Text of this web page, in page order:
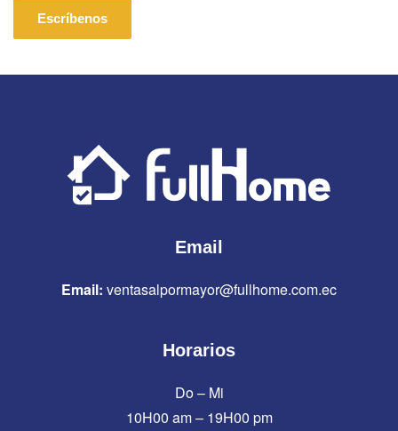
Escríbenos
Email
Email: ventasalpormayor@fullhome.com.ec
Horarios
Do – Mi
10H00 am – 19H00 pm